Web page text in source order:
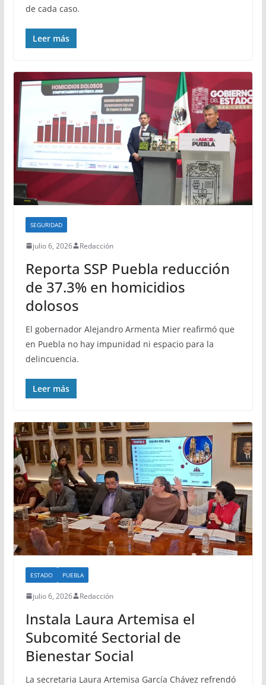
de cada caso.
Leer más
SEGURIDAD
julio 6, 2026 Redacción
Reporta SSP Puebla reducción
de 37.3% en homicidios
dolosos
El gobernador Alejandro Armenta Mier reafirmó que
en Puebla no hay impunidad ni espacio para la
delincuencia.
Leer más
ESTADO PUEBLA
julio 6, 2026 Redacción
Instala Laura Artemisa el
Subcomité Sectorial de
Bienestar Social
La secretaria Laura Artemisa García Chávez refrendó